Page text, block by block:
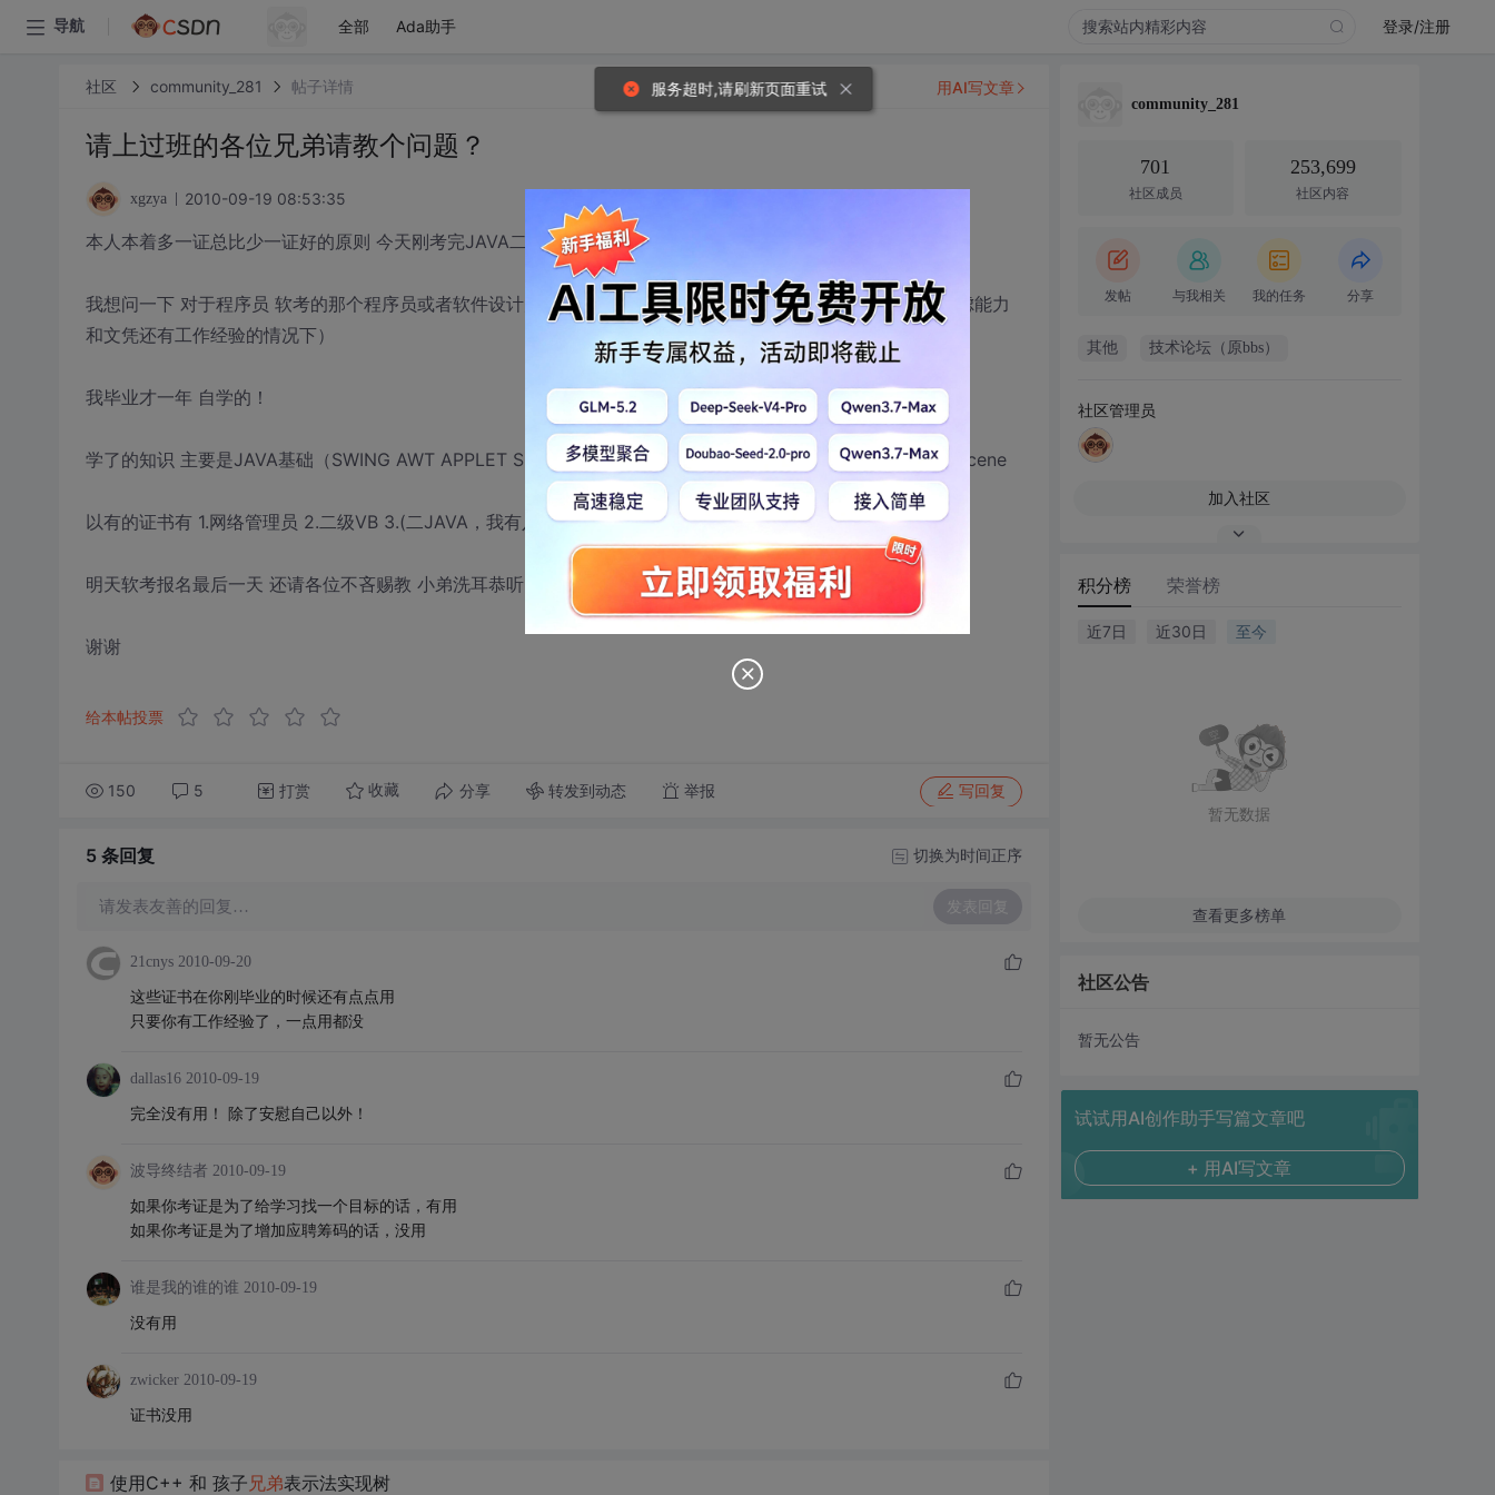
导航 全部 Ada助手 登录/注册
社区 community_281 帖子详情
请上过班的各位兄弟请教个问题？
xgzya 2010-09-19 08:53:35
本人本着多一证总比少一证好的原则 今天刚考完JAVA二级考试
我想问一下 对于程序员 软考的那个程序员或者软件设计师是否对求职有用 ？同时是否对评职称有用？（在不考虑能力
和文凭还有工作经验的情况下）
我毕业才一年 自学的！
学了的知识 主要是JAVA基础（SWING AWT APPLET SOCKET编程除外） Struts2 Hibernate3 JSP Servlet Lucene
以有的证书有 1.网络管理员 2.二级VB 3.(二JAVA，我有八成把握能过)
明天软考报名最后一天 还请各位不吝赐教 小弟洗耳恭听！
谢谢
给本帖投票
150 5 打赏 收藏 分享 转发到动态 举报 写回复
用AI写文章
5 条回复 切换为时间正序
请发表友善的回复… 发表回复
21cnys 2010-09-20
这些证书在你刚毕业的时候还有点点用
只要你有工作经验了，一点用都没
dallas16 2010-09-19
完全没有用！ 除了安慰自己以外！
波导终结者 2010-09-19
如果你考证是为了给学习找一个目标的话，有用
如果你考证是为了增加应聘筹码的话，没用
谁是我的谁的谁 2010-09-19
没有用
zwicker 2010-09-19
证书没用
使用C++ 和 孩子 兄弟表示法实现树
community_281
701
社区成员
253,699
社区内容
发帖 与我相关 我的任务 分享
其他 技术论坛（原bbs）
社区管理员
加入社区
积分榜 荣誉榜
近7日 近30日 至今
暂无数据
查看更多榜单
社区公告
暂无公告
试试用AI创作助手写篇文章吧
+ 用AI写文章
服务超时,请刷新页面重试